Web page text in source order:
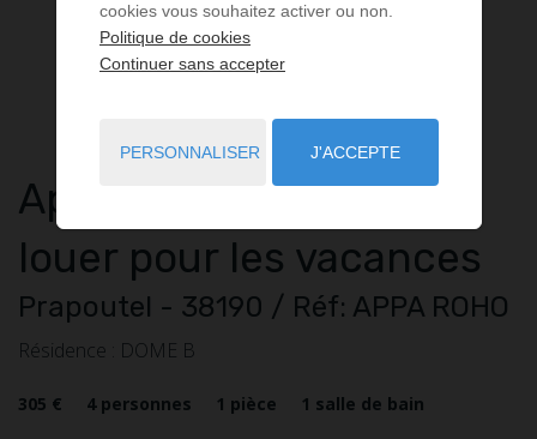
Appartement1 pièce
louer pour les vacances
Prapoutel - 38190 / Réf: APPA ROHO
Résidence : DOME B
305 € 4 personnes 1 pièce 1 salle de bain
cookies vous souhaitez activer ou non.
Politique de cookies
Continuer sans accepter
PERSONNALISER J'ACCEPTE